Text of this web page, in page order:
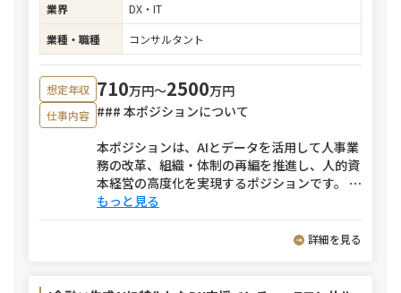
業界
DX・IT
業種・職種
コンサルタント
想定年収 710万円〜2500万円
仕事内容 ### 本ポジションについて
本ポジションは、AIとデータを活用して人事業
務の改革、組織・体制の再編を推進し、人的資
本経営の高度化を実現するポジションです。 ⋯
もっと見る
詳細を見る